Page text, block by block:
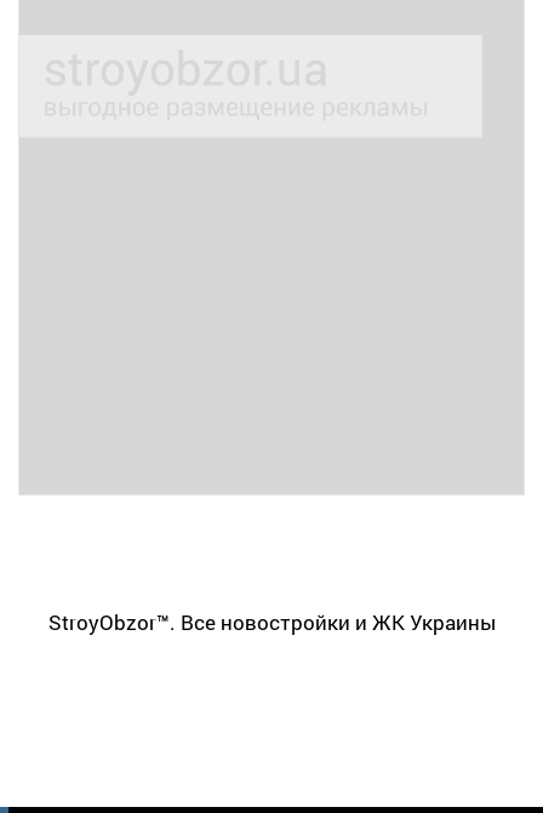
StroyObzor™. Все новостройки и ЖК Украины